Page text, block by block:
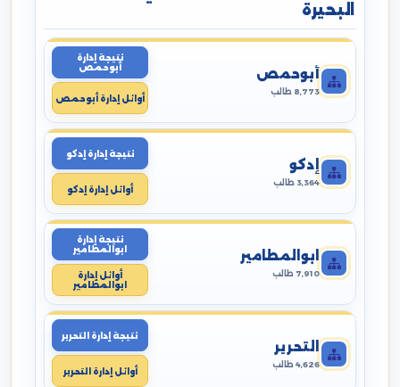
البحيرة
أبوحمص
8,773 طالب
نتيجة إدارة
أبوحمص
أوائل إدارة أبوحمص
إدكو
3,364 طالب
نتيجة إدارة إدكو
أوائل إدارة إدكو
ابوالمطامير
7,910 طالب
نتيجة إدارة
ابوالمطامير
أوائل إدارة
ابوالمطامير
التحرير
4,626 طالب
نتيجة إدارة التحرير
أوائل إدارة التحرير